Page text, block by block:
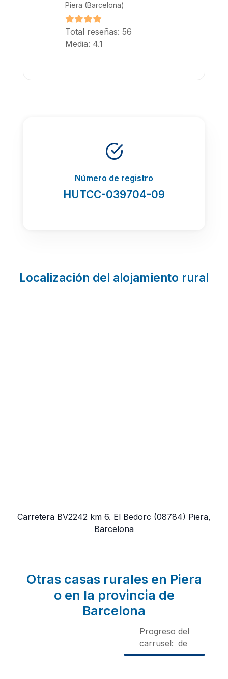
Piera (Barcelona)
Total reseñas: 56
Media: 4.1
Número de registro
HUTCC-039704-09
Localización del alojamiento rural
Carretera BV2242 km 6. El Bedorc (08784) Piera,
Barcelona
Otras casas rurales en Piera
o en la provincia de
Barcelona
Progreso del
carrusel: de